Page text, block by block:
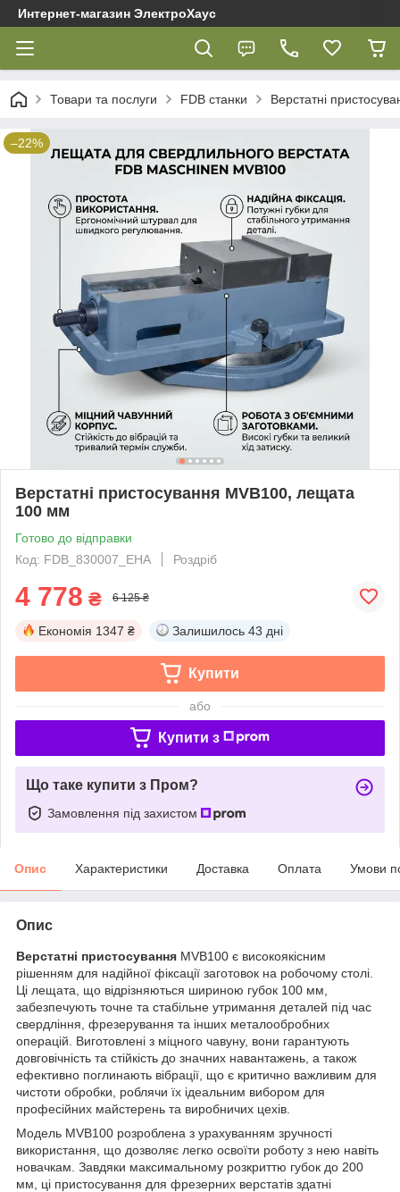
Интернет-магазин ЭлектроХаус
Товари та послуги FDB cтанки Верстатні
–22%
Верстатні пристосування MVB100, лещата
100 мм
Готово до відправки
Код: FDB_830007_EHA
Роздріб
4 778 ₴ 6 125 ₴
Економія 1347 ₴ Залишилось 43 дні
Купити
або
Купити з
Що таке купити з Пром?
Замовлення під захистом
Опис Характеристики Доставка Оплата Умови
Опис
Верстатні пристосування MVB100 є високоякісним
рішенням для надійної фіксації заготовок на робочому столі.
Ці лещата, що відрізняються шириною губок 100 мм,
забезпечують точне та стабільне утримання деталей під час
свердління, фрезерування та інших металообробних
операцій. Виготовлені з міцного чавуну, вони гарантують
довговічність та стійкість до значних навантажень, а також
ефективно поглинають вібрації, що є критично важливим для
чистоти обробки, роблячи їх ідеальним вибором для
професійних майстерень та виробничих цехів.
Модель MVB100 розроблена з урахуванням зручності
використання, що дозволяє легко освоїти роботу з нею навіть
новачкам. Завдяки максимальному розкриттю губок до 200
мм, ці пристосування для фрезерних верстатів здатні